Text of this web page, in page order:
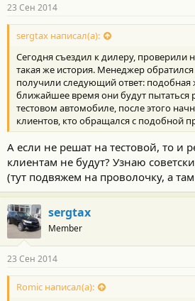
23 Сен 2014
sergtax написал(а):
Сегодня съездил к дилеру, проверили
такая же история. Менеджер
получили следующий ответ: подобная
ближайшее время они будут пытаться
тестовом автомобиле, после этого
клиентов, кто обращался с подобной
А если не решат на тестовой, то и
клиентам не будут? Узнаю
(тут подвяжем на проволочку, а
sergtax
Member
23 Сен 2014
Romic написал(а):